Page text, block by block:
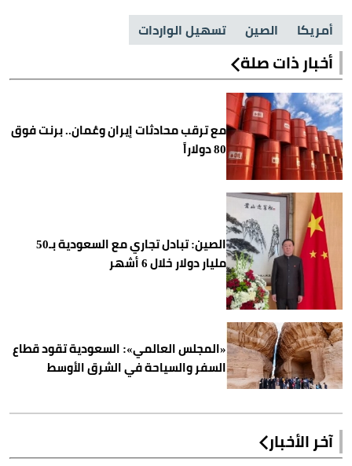
أمريكا الصين تسهيل الواردات
أخبار ذات صلة
مع ترقب محادثات إيران وعُمان.. برنت فوق
80 دولاراً
الصين: تبادل تجاري مع السعودية بـ50
مليار دولار خلال 6 أشهر
«المجلس العالمي»: السعودية تقود قطاع
السفر والسياحة في الشرق الأوسط
آخر الأخبار